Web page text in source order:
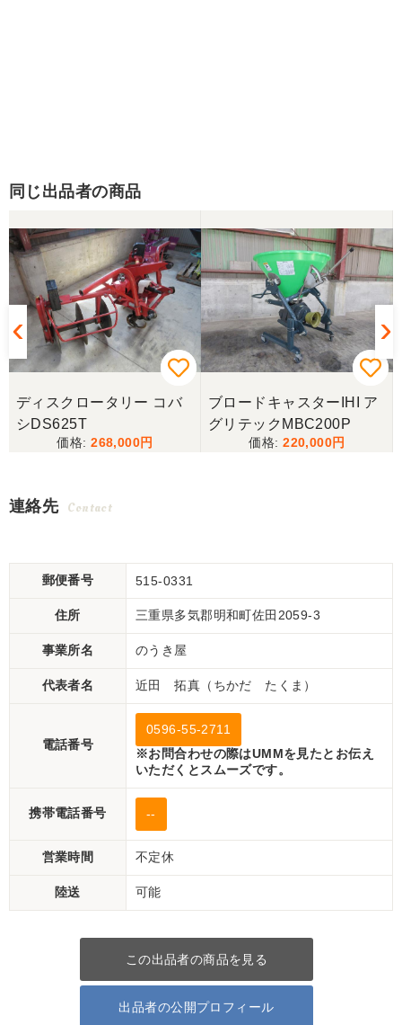
同じ出品者の商品
ディスクロータリー コバ
シDS625T
268,000
ブロードキャスターIHI ア
グリテックMBC200P
220,000
連絡先 Contact
郵便番号 515-0331
住所 三重県多気郡明和町佐田2059-3
事業所名 のうき屋
代表者名 近田 拓真（ちかだ たくま）
電話番号
0596-55-2711
※お問合わせの際はUMMを見たとお伝え
いただくとスムーズです。
携帯電話番号 --
営業時間 不定休
陸送 可能
この出品者の商品を見る
出品者の公開プロフィール